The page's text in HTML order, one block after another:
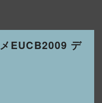
EUCB2009 デ